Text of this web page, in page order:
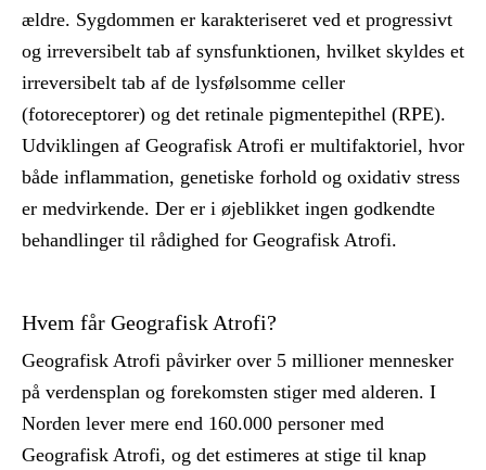
ældre. Sygdommen er karakteriseret ved et progressivt
og irreversibelt tab af synsfunktionen, hvilket skyldes et
irreversibelt tab af de lysfølsomme celler
(fotoreceptorer) og det retinale pigmentepithel (RPE).
Udviklingen af Geografisk Atrofi er multifaktoriel, hvor
både inflammation, genetiske forhold og oxidativ stress
er medvirkende. Der er i øjeblikket ingen godkendte
behandlinger til rådighed for Geografisk Atrofi.
Hvem får Geografisk Atrofi?
Geografisk Atrofi påvirker over 5 millioner mennesker
på verdensplan og forekomsten stiger med alderen. I
Norden lever mere end 160.000 personer med
Geografisk Atrofi, og det estimeres at stige til knap